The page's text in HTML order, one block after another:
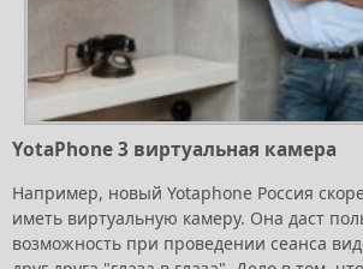
YotaPhone 3 виртуальная камера
Например, новый Yotaphone Россия
иметь виртуальную камеру. Она даст
возможность при проведении сеанса